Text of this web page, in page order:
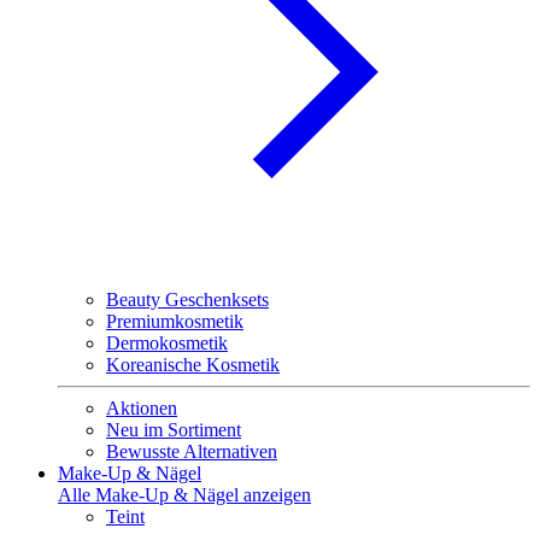
Beauty Geschenksets
Premiumkosmetik
Dermokosmetik
Koreanische Kosmetik
Aktionen
Neu im Sortiment
Bewusste Alternativen
Make-Up & Nägel
Alle Make-Up & Nägel anzeigen
Teint